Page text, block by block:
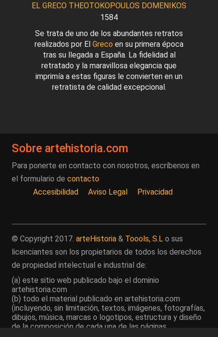
EL GRECO THEOTOKOPOULOS DOMENIKOS
1584
Se trata de uno de los abundantes retratos
realizados por El Greco en su primera época
tras su llegada a España. La fidelidad al
retratado y la maravillosa elegancia que
imprimía a estas figuras le convierten en un
retratista de calidad excepcional.
Sobre artehistoria.com
Para ponerte en contacto con nosotros, escríbenos en
el formulario de contacto
Accesibilidad
Aviso Legal Privacidad
© Copyright 2017. arteHistoria & Toools, S.L o sus
licenciantes son los propietarios de todos los derechos
de propiedad intelectual e industrial de:
(a) este sitio web publicado bajo el dominio
artehistoria.com
(b) todo el material publicado en artehistoria.com
(incluyendo, sin limitación, textos, imágenes, fotografías,
dibujos, música, marcas o logotipos, estructura y diseño
de la composición de cada una de las páginas